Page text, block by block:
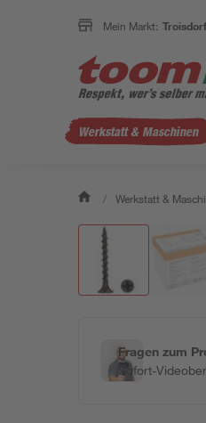
Mein Markt: Troisdorf
Werkstatt & Maschinen
/ Werkstatt &
Fragen zum
Sofort-